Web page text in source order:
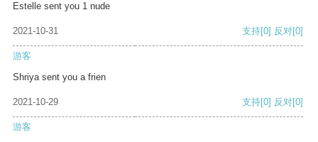
Estelle sent you 1 nude
2021-10-31 支持[0] 反对[0]
游客
Shriya sent you a frien
2021-10-29 支持[0] 反对[0]
游客